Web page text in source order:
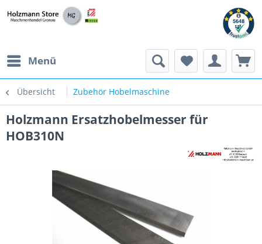
Menü
Übersicht Zubehör Hobelmaschine
Holzmann Ersatzhobelmesser für
HOB310N